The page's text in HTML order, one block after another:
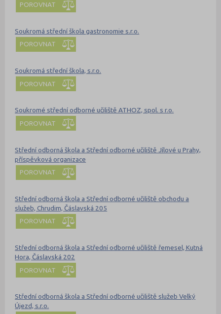
POROVNAT
Soukromá střední škola gastronomie s.r.o.
POROVNAT
Soukromá střední škola, s.r.o.
POROVNAT
Soukromé střední odborné učiliště ATHOZ, spol. s r.o.
POROVNAT
Střední odborná škola a Střední odborné učiliště Jílové u Prahy,
příspěvková organizace
POROVNAT
Střední odborná škola a Střední odborné učiliště obchodu a
služeb, Chrudim, Čáslavská 205
POROVNAT
Střední odborná škola a Střední odborné učiliště řemesel, Kutná
Hora, Čáslavská 202
POROVNAT
Střední odborná škola a Střední odborné učiliště služeb Velký
Újezd, s.r.o.